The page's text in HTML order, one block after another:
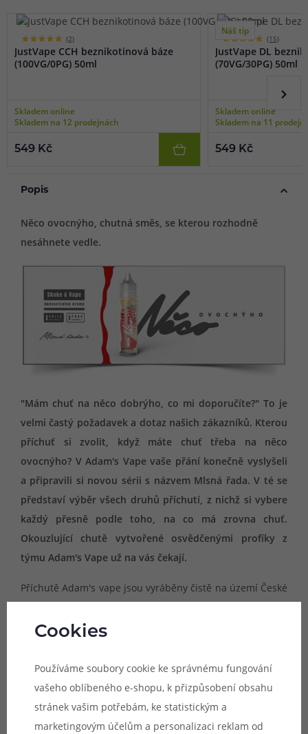
(2)
JustVape CCH beznikotinová báze
(100VG/0PG) 50ml
Skladem online
Skladem na 12 prodejnách
549 Kč
Náš tip
(15)
JustVape DL
(70VG/30PG) 50ml
Skladem online
Skladem na 11
549 Kč
Popis
Něco ovocnýho, chutná směs, se kterou rozhodně
nesáhnete vedle.
"Mám chuť na něco dobrýho, co mi doporučíte?" To je
velmi častý požadavek a dotaz našich zákazníků. Kterou
příchuť si zvolit, když máte chuť třeba na něco
ovocnýho? V Adam's Vape vaše přání konečně vyslyšeli
a připravili si novou sérii s názvem Mlsná řada. V té se
představí výběr všech druhů příchutí, z nichž si vybere
každý přesně podle toho, na co má zrovna chuť.
Okouzlující chutě vytvořené osvědčenými profíky z
týmu Adam's Vape už na vás čekají.
Příchutě Adam's vape jsou vyráběny čistě na území České
uvedení na mezinárodní trh. Jsou vyráběny z těch
testů. Jedná se o příchutě typu shake & vape, můžete je
tedy vapovat ihned po dolití báze bez potřeby dalšího
zrání. Výrobce potom doporučuje nechat namíchané
příchutě 5 - 7 dní odležet pro zvýraznění chuti všech
Cookies
Používáme soubory cookie ke správnému fungování
vašeho oblíbeného e-shopu, k přizpůsobení obsahu
stránek vašim potřebám, ke statistickým a
marketingovým účelům a personalizaci reklam od